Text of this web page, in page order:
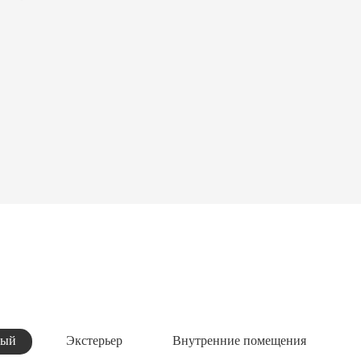
Экстерьер Внутренние помещения